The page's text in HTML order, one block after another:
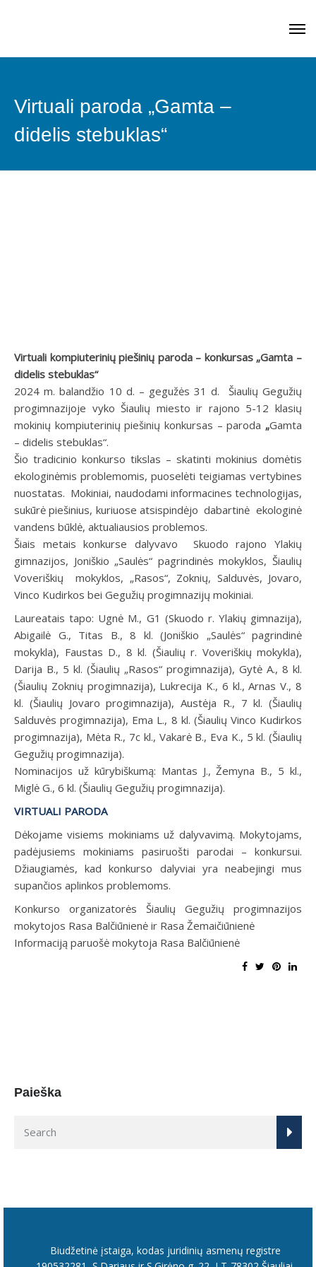
Virtuali paroda „Gamta –
didelis stebuklas“
Virtuali kompiuterinių piešinių paroda – konkursas „Gamta –
didelis stebuklas“
2024 m. balandžio 10 d. – gegužės 31 d. Šiaulių Gegužių
progimnazijoje vyko Šiaulių miesto ir rajono 5-12 klasių
mokinių kompiuterinių piešinių konkursas – paroda „Gamta
– didelis stebuklas“.
Šio tradicinio konkurso tikslas – skatinti mokinius domėtis
ekologinėmis problemomis, puoselėti teigiamas vertybines
nuostatas. Mokiniai, naudodami informacines technologijas,
sukūrė piešinius, kuriuose atsispindėjo dabartinė ekologinė
vandens būklė, aktualiausios problemos.
Šiais metais konkurse dalyvavo Skuodo rajono Ylakių
gimnazijos, Joniškio „Saulės“ pagrindinės mokyklos, Šiaulių
Voveriškių mokyklos, „Rasos“, Zoknių, Salduvės, Jovaro,
Vinco Kudirkos bei Gegužių progimnazijų mokiniai.
Laureatais tapo: Ugnė M., G1 (Skuodo r. Ylakių gimnazija),
Abigailė G., Titas B., 8 kl. (Joniškio „Saulės“ pagrindinė
mokykla), Faustas D., 8 kl. (Šiaulių r. Voveriškių mokykla),
Darija B., 5 kl. (Šiaulių „Rasos“ progimnazija), Gytė A., 8 kl.
(Šiaulių Zoknių progimnazija), Lukrecija K., 6 kl., Arnas V., 8
kl. (Šiaulių Jovaro progimnazija), Austėja R., 7 kl. (Šiaulių
Salduvės progimnazija), Ema L., 8 kl. (Šiaulių Vinco Kudirkos
progimnazija), Mėta R., 7c kl., Vakarė B., Eva K., 5 kl. (Šiaulių
Gegužių progimnazija).
Nominacijos už kūrybiškumą: Mantas J., Žemyna B., 5 kl.,
Miglė G., 6 kl. (Šiaulių Gegužių progimnazija).
VIRTUALI PARODA
Dėkojame visiems mokiniams už dalyvavimą. Mokytojams,
padėjusiems mokiniams pasiruošti parodai – konkursui.
Džiaugiamės, kad konkurso dalyviai yra neabejingi mus
supančios aplinkos problemoms.
Konkurso organizatorės Šiaulių Gegužių progimnazijos
mokytojos Rasa Balčiūnienė ir Rasa Žemaičiūnienė
Informaciją paruošė mokytoja Rasa Balčiūnienė
Paieška
Biudžetinė įstaiga, kodas juridinių asmenų registre